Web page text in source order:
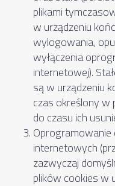
plikami
w urządzeniu
wylogowania,
wyłączenia
internetowej).
są w urządzeniu
czas określony w
do czasu ich
internetowych
zazwyczaj
plików cookies w